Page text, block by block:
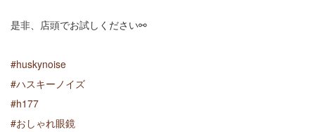
是非、店頭でお試しください⚯
#huskynoise
#ハスキーノイズ
#h177
#おしゃれ眼鏡